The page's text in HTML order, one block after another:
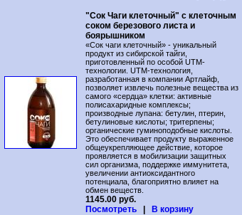
"Сок Чаги клеточный" с клеточным
соком березового листа и
боярышником
«Сок чаги клеточный» - уникальный
продукт из сибирской тайги,
приготовленный по особой UTM-
технологии. UTM-технология,
разработанная в компании Артлайф,
позволяет извлечь полезные вещества из
самого «сердца» клетки: активные
полисахаридные комплексы;
производные лупана: бетулин, птерин,
бетулиновые кислоты; тритерпены;
органические гуминоподобные кислоты.
Это обеспечивает продукту выраженное
общеукрепляющее действие, которое
проявляется в мобилизации защитных
сил организма, поддержке иммунитета,
увеличении антиоксидантного
потенциала, благоприятно влияет на
обмен веществ.
1145.00 руб.
Посмотреть
В корзину